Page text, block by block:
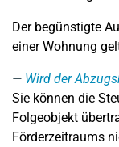
Der begünstigte
einer Wohnung
Wird der
Sie können die
Folgeobjekt
Förderzeitraums